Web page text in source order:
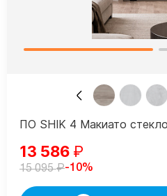
ПО SHIK 4 Макиато
13 586 ₽
15 095₽-10%